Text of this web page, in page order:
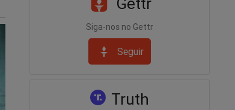
Siga-nos no Gettr
Seguir
Truth